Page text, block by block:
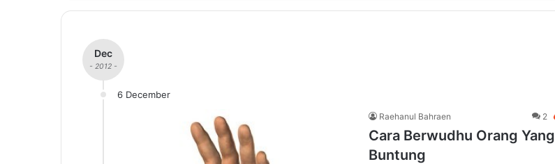
Dec
- 2012 -
6 December
Raehanul Bahraen 2
Cara Berwudhu Orang Yang
Buntung